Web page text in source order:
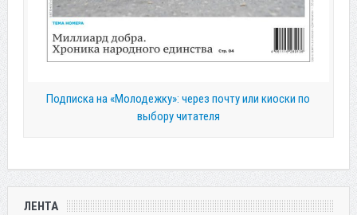
Подписка на «Молодежку»: через почту или киоски по
выбору читателя
ЛЕНТА